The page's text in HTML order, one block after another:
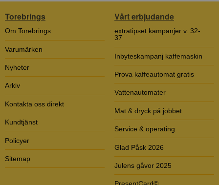
Torebrings
Om Torebrings
Varumärken
Nyheter
Arkiv
Kontakta oss direkt
Kundtjänst
Policyer
Sitemap
Vårt erbjudande
extratipset kampanjer v. 32-
37
Inbyteskampanj kaffemaskin
Prova kaffeautomat gratis
Vattenautomater
Mat & dryck på jobbet
Service & operating
Glad Påsk 2026
Julens gåvor 2025